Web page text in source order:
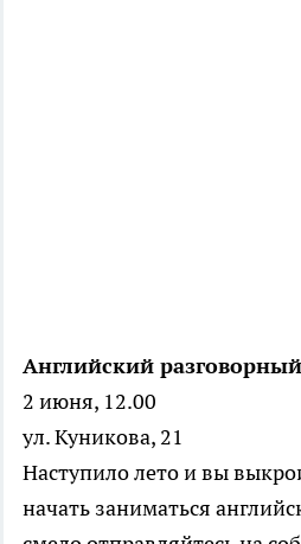
Английский
2 июня, 12.00
ул. Куникова, 21
Наступило лето и вы
начать заниматься